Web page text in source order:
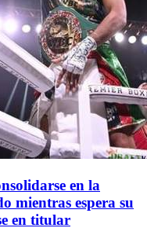
en la
mientras espera su
en titular